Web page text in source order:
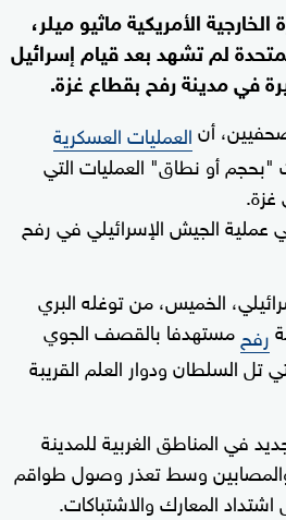
الأمريكية ماثيو ميلر،
لم تشهد بعد قيام إسرائيل
في مدينة رفح بقطاع غزة.
أنالعمليات العسكرية
"بحجم أو نطاق" العمليات التي
الجيش الإسرائيلي في رفح
الخميس، من توغله البري
رفحمستهدفا بالقصف الجوي
السلطان ودوار العلم القريبة
في المناطق الغربية للمدينة
وسط تعذر وصول طواقم
المعارك والاشتباكات.